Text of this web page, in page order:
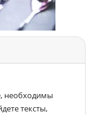
необходимы
тексты,